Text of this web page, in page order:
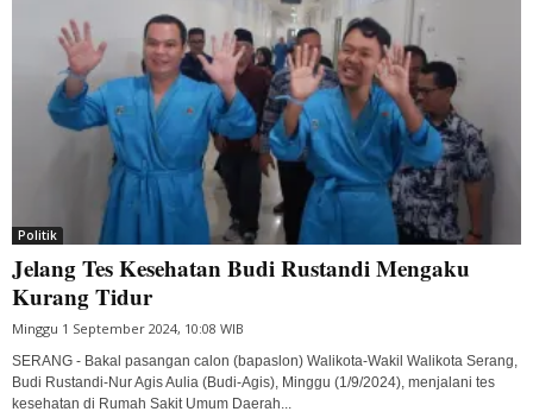
Politik
Jelang Tes Kesehatan Budi Rustandi Mengaku
Kurang Tidur
Minggu 1 September 2024, 10:08 WIB
SERANG - Bakal pasangan calon (bapaslon) Walikota-Wakil Walikota Serang,
Budi Rustandi-Nur Agis Aulia (Budi-Agis), Minggu (1/9/2024), menjalani tes
kesehatan di Rumah Sakit Umum Daerah...